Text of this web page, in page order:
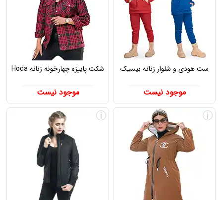
ست هودی و شلوار زنانه بیسیک
موجود نیست
شکت پاییزه چهارخونه زنانه Hoda
موجود نیست
i
i